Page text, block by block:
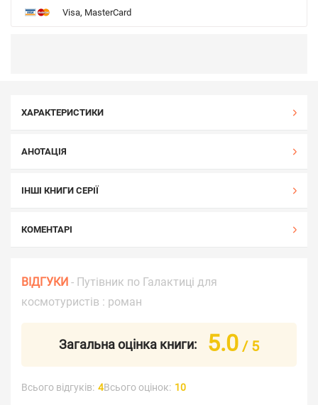
Visa, MasterCard
ХАРАКТЕРИСТИКИ
АНОТАЦІЯ
ІНШІ КНИГИ СЕРІЇ
КОМЕНТАРІ
ВІДГУКИ - Путівник по Галактиці для
космотуристів : роман
Загальна оцінка книги: 5.0 / 5
Всього відгуків: 4Всього оцінок: 10